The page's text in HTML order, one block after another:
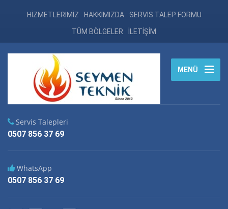
HİZMETLERİMİZ HAKKIMIZDA SERVİS TALEP FORMU
TÜM BÖLGELER İLETİŞİM
MENÜ
Servis Talepleri
0507 856 37 69
WhatsApp
0507 856 37 69